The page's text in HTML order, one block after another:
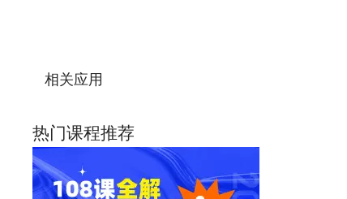
相关应用
热门课程推荐